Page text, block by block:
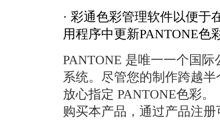
· 彩通色彩管理软件以便于
用程序中更新PANTONE色
PANTONE 是唯一一个国
系统。尽管您的制作跨越
放心指定 PANTONE色彩。
购买本产品，通过产品注